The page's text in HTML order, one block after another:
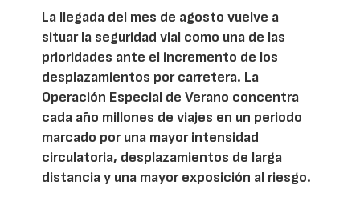
La llegada del mes de agosto vuelve a
situar la seguridad vial como una de las
prioridades ante el incremento de los
desplazamientos por carretera. La
Operación Especial de Verano concentra
cada año millones de viajes en un periodo
marcado por una mayor intensidad
circulatoria, desplazamientos de larga
distancia y una mayor exposición al riesgo.